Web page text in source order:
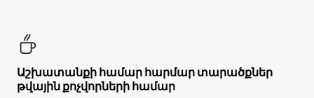
Աշխատանքի համար հարմար տարածքներ
թվային քոչվորների համար